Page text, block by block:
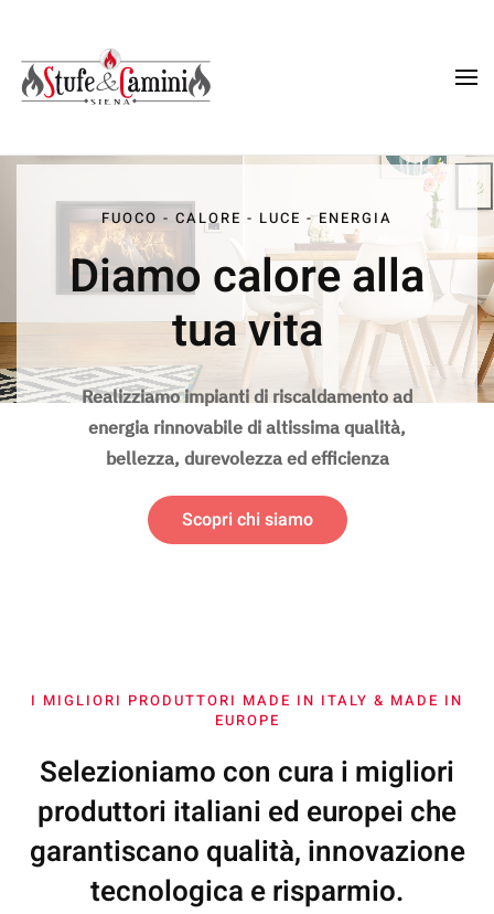
Skip
to
FUOCO - CALORE - LUCE - ENERGIA
Diamo calore alla
tua vita
Realizziamo impianti di riscaldamento ad
energia rinnovabile di altissima qualità,
bellezza, durevolezza ed efficienza
Scopri chi siamo
I MIGLIORI PRODUTTORI MADE IN ITALY & MADE IN
EUROPE
Selezioniamo con cura i migliori
produttori italiani ed europei che
garantiscano qualità, innovazione
tecnologica e risparmio.